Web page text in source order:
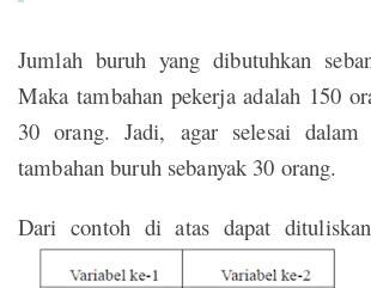
Jumlah buruh yang dibutuhkan
Maka tambahan pekerja adalah 150
30 orang. Jadi, agar selesai
tambahan buruh sebanyak 30 orang.
Dari contoh di atas dapat